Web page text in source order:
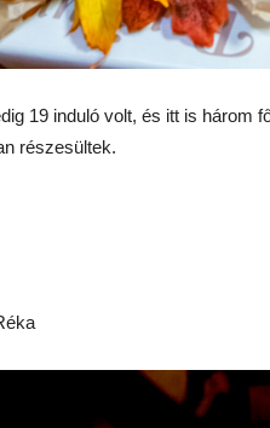
19 induló volt, és itt is három
részesültek.